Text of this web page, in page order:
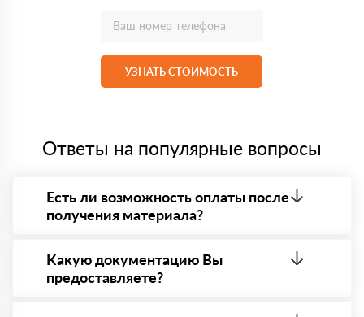
УЗНАТЬ СТОИМОСТЬ
Ответы на популярные вопросы
Есть ли возможность оплаты после
получения материала?
- оплата по факту получения товара. При этом,
если доставленный товар был ненадлежащего
качества, то Вы в праве от него отказаться.
Какую документацию Вы
предоставляете?